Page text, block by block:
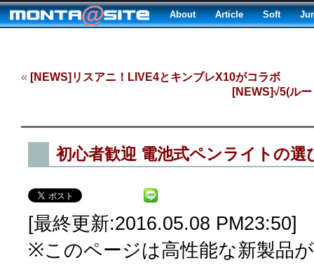
About Article Soft
« [NEWS]リスアニ！LIVE4とキンブレX10がコラボ
[NEWS]√5(ル
初心者歓迎 電池式ペンライトの選
[最終更新:2016.05.08 PM23:50]
※このページは高性能な新製品